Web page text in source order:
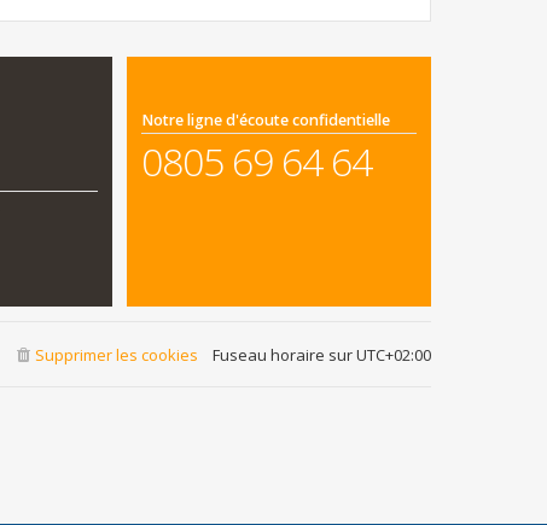
Notre ligne d'écoute confidentielle
0805 69 64 64
Fuseau horaire surUTC+02:00
Supprimer les cookies